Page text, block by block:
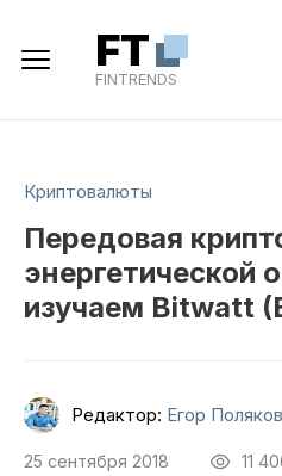
FT
FINTRENDS
Криптовалюты
Передовая
энергетической
изучаем Bitwatt
Редактор: Егор Поляков
25 сентября 2018 11